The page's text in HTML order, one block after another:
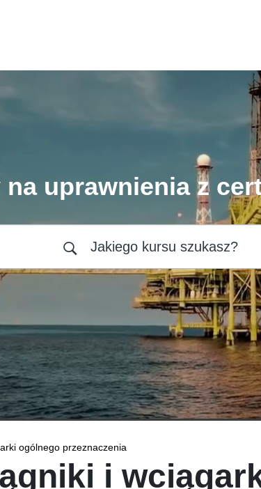
na uprawnienia z
Jakiego kursu szukasz?
ogólnego przeznaczenia
i